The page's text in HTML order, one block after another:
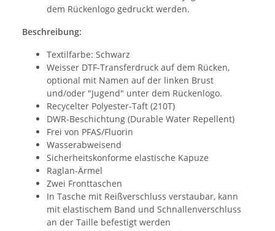
dem Rückenlogo gedruckt werden.
Beschreibung:
Textilfarbe: Schwarz
Weisser DTF-Transferdruck auf dem Rücken,
optional mit Namen auf der linken Brust
und/oder "Jugend" unter dem Rückenlogo.
Recycelter Polyester-Taft (210T)
DWR-Beschichtung (Durable Water Repellent)
Frei von PFAS/Fluorin
Wasserabweisend
Sicherheitskonforme elastische Kapuze
Raglan-Ärmel
Zwei Fronttaschen
In Tasche mit Reißverschluss verstaubar, kann
mit elastischem Band und Schnallenverschluss
an der Taille befestigt werden